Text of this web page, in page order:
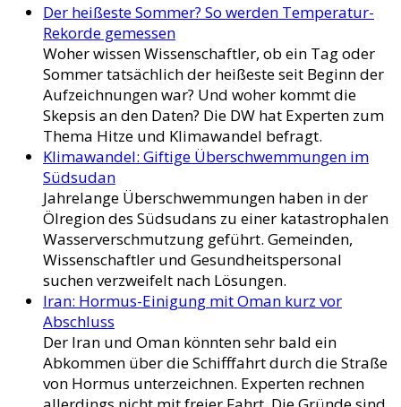
Der heißeste Sommer? So werden Temperatur-
Rekorde gemessen
Woher wissen Wissenschaftler, ob ein Tag oder
Sommer tatsächlich der heißeste seit Beginn der
Aufzeichnungen war? Und woher kommt die
Skepsis an den Daten? Die DW hat Experten zum
Thema Hitze und Klimawandel befragt.
Klimawandel: Giftige Überschwemmungen im
Südsudan
Jahrelange Überschwemmungen haben in der
Ölregion des Südsudans zu einer katastrophalen
Wasserverschmutzung geführt. Gemeinden,
Wissenschaftler und Gesundheitspersonal
suchen verzweifelt nach Lösungen.
Iran: Hormus-Einigung mit Oman kurz vor
Abschluss
Der Iran und Oman könnten sehr bald ein
Abkommen über die Schifffahrt durch die Straße
von Hormus unterzeichnen. Experten rechnen